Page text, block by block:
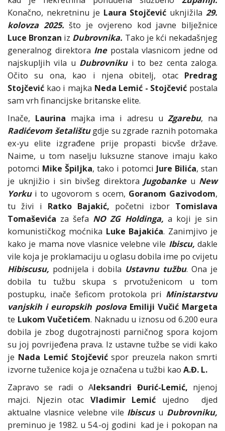
Konačno, nekretninu je Laura Stojčević uknjižila29.
kolovza 2025. što je ovjereno kod javne bilježnice
Luce Bronzan iz Dubrovnika. Tako je kći nekadašnjeg
generalnog direktora Ine postala vlasnicom jedne od
najskupljih vila u Dubrovniku i to bez centa zaloga.
Očito su ona, kao i njena obitelj, otac Predrag
Stojčević kao i majka Neda Lemić - Stojčević postala
sam vrh financijske britanske elite.
Inače, Laurina majka ima i adresu uZgarebu, na
Radićevom šetalištugdje su zgrade raznih potomaka
ex-yu elite izgrađene prije propasti bicvše države.
Naime, u tom naselju luksuzne stanove imaju kako
potomci Mike Špiljka, tako i potomci Jure Bilića, stan
je uknjižio i sin bivšeg direktora Jugobanke u New
Yorku i to ugovorom s ocem, Goranom Gazivodom,
tu živi i Ratko Bajakić, početni izbor Tomislava
Tomaševića za šefa NO ZG Holdinga, a koji je sin
komunističkog moćnika Luke Bajakića. Zanimjivo je
kako je mama nove vlasnice velebne vile Ibiscu, dakle
vile koja je proklamaciju u oglasu dobila ime po cvijetu
Hibiscusu, podnijela i dobila Ustavnu tužbu. Ona je
dobila tu tužbu skupa s prvotuženicom u tom
postupku, inače šeficom protokola pri Ministarstvu
vanjskih i europskih poslova Emiliji Vučić Margeta
te Lukom Vučetićem. Naknadu u iznosu od 6.200 eura
dobila je zbog dugotrajnosti parničnog spora kojom
su joj povrijeđena prava. Iz ustavne tužbe se vidi kako
je Nada Lemić Stojčevićspor preuzela nakon smrti
izvorne tuženice koja je označena u tužbi kao A.Đ. L.
Zapravo se radi o Aleksandri Đurić-Lemić, njenoj
majci. Njezin otac Vladimir Lemić ujedno djed
aktualne vlasnice velebne vile Ibiscus u Dubrovniku,
preminuo je 1982. u 54.-oj godini kad je i pokopan na